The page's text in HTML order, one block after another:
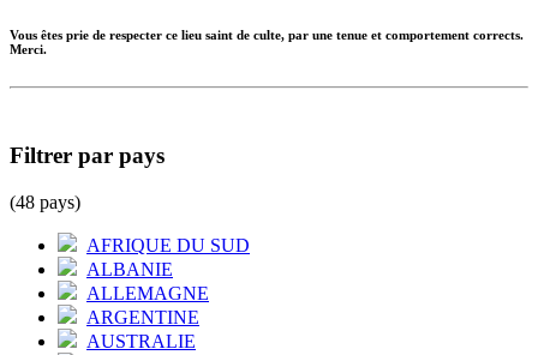
Vous êtes prie de respecter ce lieu saint de culte, par une tenue et comportement corrects.
Merci.
Filtrer par pays
(48 pays)
AFRIQUE DU SUD
ALBANIE
ALLEMAGNE
ARGENTINE
AUSTRALIE